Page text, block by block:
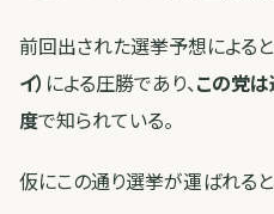
前回出された選挙予想による
イ） による圧勝であり、この党
度で知られている。
仮にこの通り選挙が運ばれる